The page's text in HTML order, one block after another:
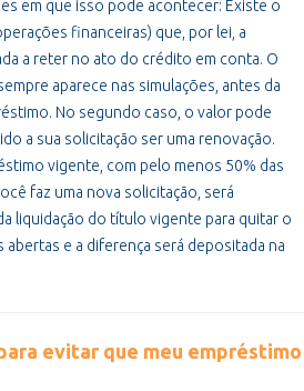
em que isso pode acontecer: Existe o
financeiras) que, por lei, a
a reter no ato do crédito em conta. O
aparece nas simulações, antes da
No segundo caso, o valor pode
a sua solicitação ser uma renovação.
vigente, com pelo menos 50% das
faz uma nova solicitação, será
liquidação do título vigente para quitar o
abertas e a diferença será depositada na
evitar que meu empréstimo